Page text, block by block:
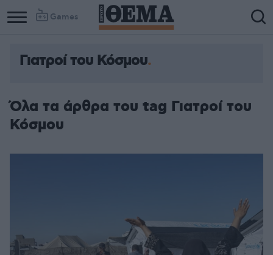
Games
Γιατροί του Κόσμου
Όλα τα άρθρα του tag Γιατροί του
Κόσμου